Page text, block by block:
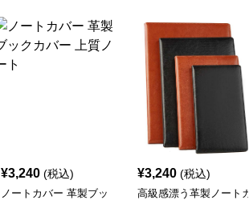
¥3,240 (税込)
ノートカバー 革製ブッ
¥3,240 (税込)
高級感漂う革製ノートカ